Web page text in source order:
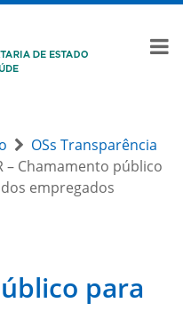
OSs Transparência
– Chamamento público
empregados
para